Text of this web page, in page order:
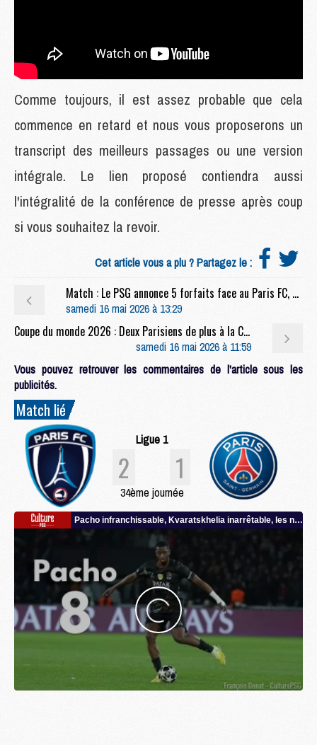
Comme toujours, il est assez probable que cela
commence en retard et nous vous proposerons un
transcript des meilleurs passages ou une version
intégrale. Le lien proposé contiendra aussi
l'intégralité de la conférence de presse après coup
si vous souhaitez la revoir.
Cet article vous a plu ? Partagez le :
Match : Le PSG annonce 5 forfaits face au Paris FC, mais deux retours
samedi 16 mai 2026 à 13:29
Coupe du monde 2026 : Deux Parisiens de plus à la Coupe du monde, dont un très peu connu
samedi 16 mai 2026 à 11:59
Vous pouvez retrouver les commentaires de l'article sous les
publicités.
Match lié
Ligue 1
2 1
34ème journée